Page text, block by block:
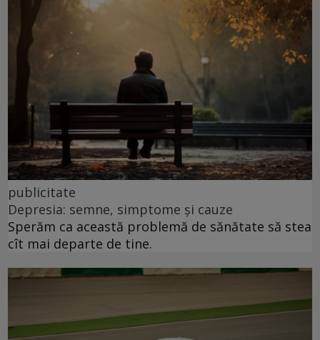
publicitate
Depresia: semne, simptome și cauze
Sperăm ca această problemă de sănătate să stea
cît mai departe de tine.